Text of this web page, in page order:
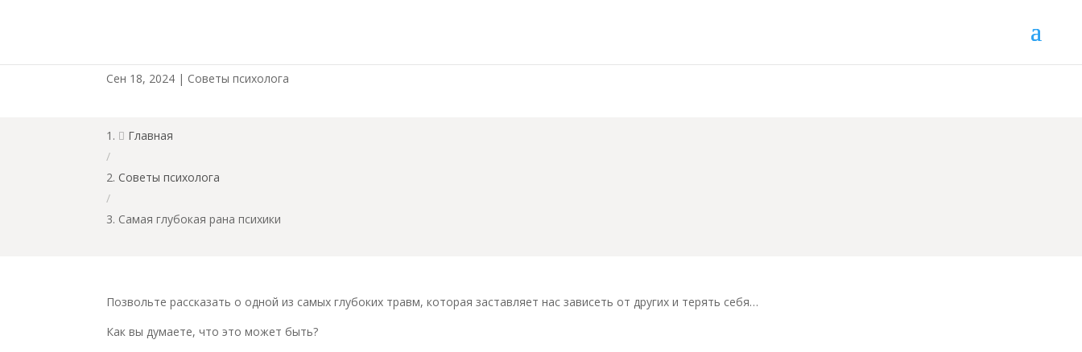
Сен 18, 2024 | Советы психолога
 Главная
/
Советы психолога
/
Самая глубокая рана психики
Позвольте рассказать о одной из самых глубоких травм, которая заставляет нас зависеть от других и терять себя…
Как вы думаете, что это может быть?